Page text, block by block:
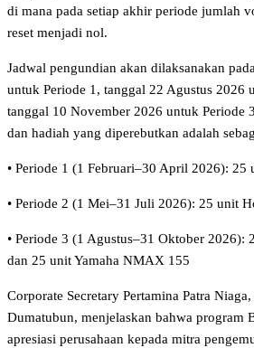
di mana pada setiap akhir periode jumlah
reset menjadi nol.
Jadwal pengundian akan dilaksanakan
untuk Periode 1, tanggal 22 Agustus 2026
tanggal 10 November 2026 untuk Periode
dan hadiah yang diperebutkan adalah
•⁠ ⁠Periode 1 (1 Februari–30 April 2026): 25
•⁠ ⁠Periode 2 (1 Mei–31 Juli 2026): 25 unit
•⁠ ⁠Periode 3 (1 Agustus–31 Oktober 2026):
dan 25 unit Yamaha NMAX 155
Corporate Secretary Pertamina Patra
Dumatubun, menjelaskan bahwa program
apresiasi perusahaan kepada mitra